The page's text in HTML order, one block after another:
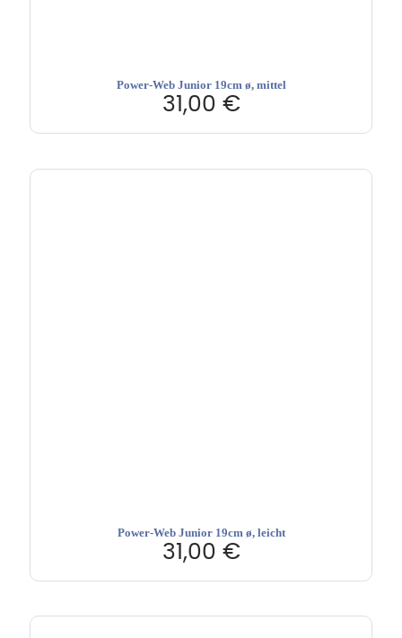
Power-Web Junior 19cm ø, mittel
31,00 €
Power-Web Junior 19cm ø, leicht
31,00 €